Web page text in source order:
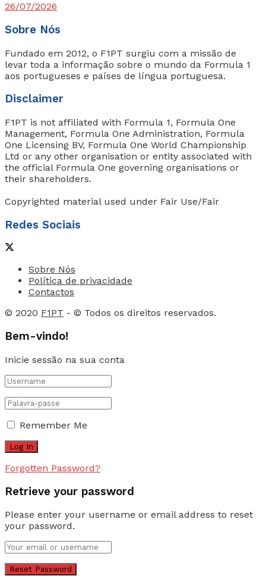
26/07/2026
Sobre Nós
Fundado em 2012, o F1PT surgiu com a missão de
levar toda a informação sobre o mundo da Formula 1
aos portugueses e países de língua portuguesa.
Disclaimer
F1PT is not affiliated with Formula 1, Formula One
Management, Formula One Administration, Formula
One Licensing BV, Formula One World Championship
Ltd or any other organisation or entity associated with
the official Formula One governing organisations or
their shareholders.
Copyrighted material used under Fair Use/Fair
Redes Sociais
Sobre Nós
Política de privacidade
Contactos
© 2020 F1PT - © Todos os direitos reservados.
Bem-vindo!
Inicie sessão na sua conta
Remember Me
Forgotten Password?
Retrieve your password
Please enter your username or email address to reset
your password.